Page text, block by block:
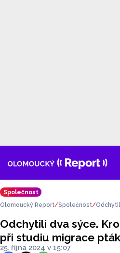
Společnost
Olomoucký Report Společnost
Odchytili dva sýce.
při studiu migrace
25. října 2024 v 15:07